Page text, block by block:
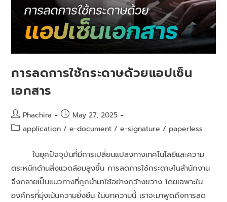
การลดการใช้กระดาษด้วยแอปเซ็น
เอกสาร
Phachira
May 27, 2025
application / e-document / e-signature / paperless
ในยุคปัจจุบันที่มีการเปลี่ยนแปลงทางเทคโนโลยีและความ
ตระหนักด้านสิ่งแวดล้อมสูงขึ้น การลดการใช้กระดาษในสำนักงาน
จึงกลายเป็นแนวทางที่ถูกนำมาใช้อย่างกว้างขวาง โดยเฉพาะใน
องค์กรที่มุ่งเน้นความยั่งยืน ในบทความนี้ เราจะมาพูดถึงการลด